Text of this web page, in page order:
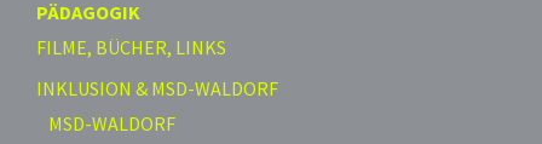
PÄDAGOGIK
FILME, BÜCHER, LINKS
INKLUSION & MSD-WALDORF
MSD-WALDORF